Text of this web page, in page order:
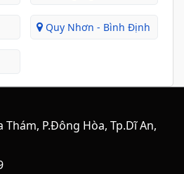
Quy Nhơn - Bình Định
P.Đông Hòa, Tp.Dĩ An,